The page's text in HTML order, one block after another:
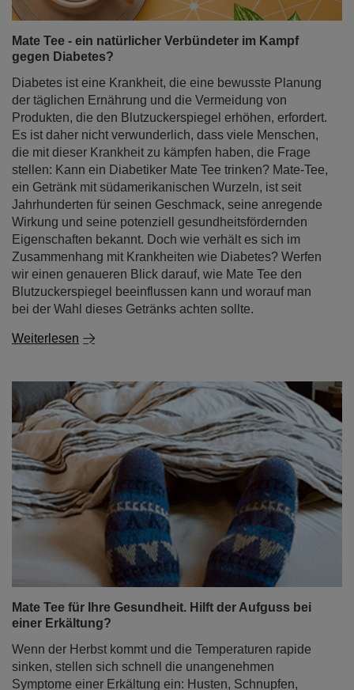
Mate Tee - ein natürlicher Verbündeter im Kampf
gegen Diabetes?
Diabetes ist eine Krankheit, die eine bewusste Planung
der täglichen Ernährung und die Vermeidung von
Produkten, die den Blutzuckerspiegel erhöhen, erfordert.
Es ist daher nicht verwunderlich, dass viele Menschen,
die mit dieser Krankheit zu kämpfen haben, die Frage
stellen: Kann ein Diabetiker Mate Tee trinken? Mate-Tee,
ein Getränk mit südamerikanischen Wurzeln, ist seit
Jahrhunderten für seinen Geschmack, seine anregende
Wirkung und seine potenziell gesundheitsfördernden
Eigenschaften bekannt. Doch wie verhält es sich im
Zusammenhang mit Krankheiten wie Diabetes? Werfen
wir einen genaueren Blick darauf, wie Mate Tee den
Blutzuckerspiegel beeinflussen kann und worauf man
bei der Wahl dieses Getränks achten sollte.
Weiterlesen
Mate Tee für Ihre Gesundheit. Hilft der Aufguss bei
einer Erkältung?
Wenn der Herbst kommt und die Temperaturen rapide
sinken, stellen sich schnell die unangenehmen
Symptome einer Erkältung ein: Husten, Schnupfen,